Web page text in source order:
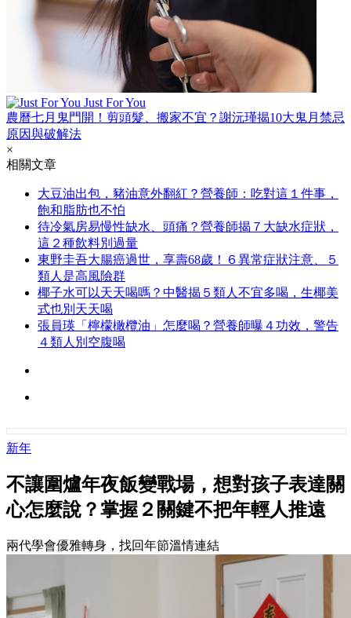
Just For You
農曆七月鬼門開！剪頭髮、搬家不宜？謝沅瑾揭10大鬼月禁忌
原因與破解法
×
相關文章
大豆油出包，豬油意外翻紅？營養師：吃對這１件事，
飽和脂肪也不怕
待冷氣房易慢性缺水、頭痛？營養師揭７大缺水症狀，
這２種飲料別過量
東野圭吾大腸癌過世，享壽68歲！６異常症狀注意、５
類人是高風險群
椰子水可以天天喝嗎？中醫揭５類人不宜多喝，生椰美
式也別天天喝
張員瑛「檸檬橄欖油」怎麼喝？營養師曝４功效，警告
４類人別空腹喝
新年
不讓圍爐年夜飯變戰場，想對孩子表達關
心怎麼說？掌握２關鍵不把年輕人推遠
兩代學會優雅轉身，找回年節溫情連結